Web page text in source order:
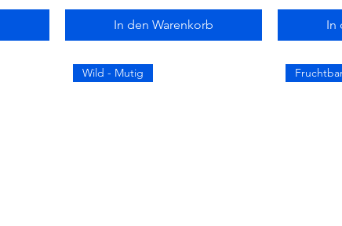
In den Warenkorb In
Wild - Mutig